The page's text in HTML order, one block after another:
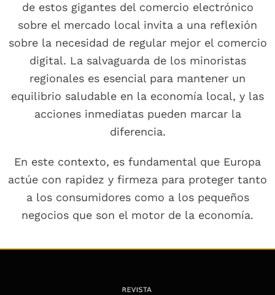
de estos gigantes del comercio electrónico
sobre el mercado local invita a una reflexión
sobre la necesidad de regular mejor el comercio
digital. La salvaguarda de los minoristas
regionales es esencial para mantener un
equilibrio saludable en la economía local, y las
acciones inmediatas pueden marcar la
diferencia.
En este contexto, es fundamental que Europa
actúe con rapidez y firmeza para proteger tanto
a los consumidores como a los pequeños
negocios que son el motor de la economía.